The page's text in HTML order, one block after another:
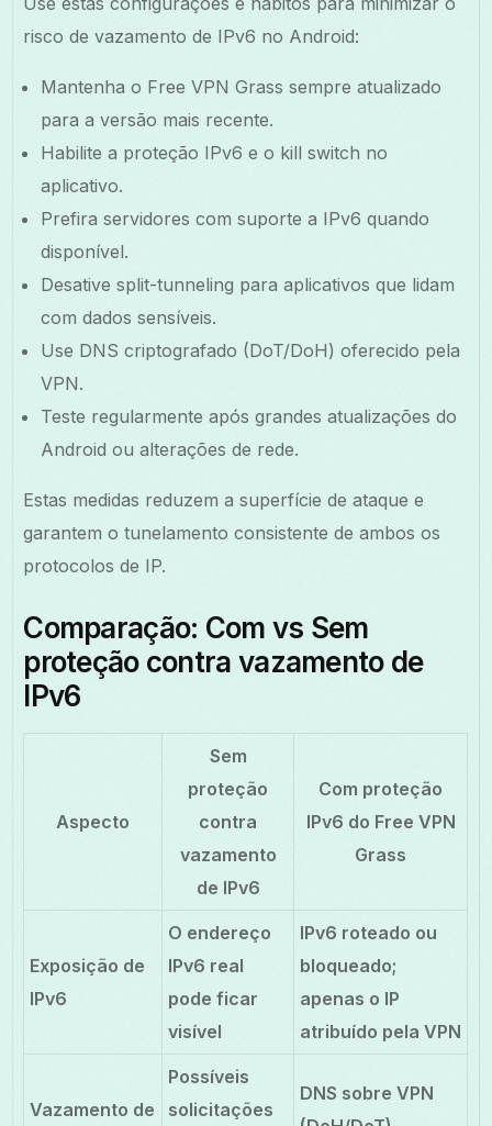
risco de vazamento de IPv6 no Android:
Mantenha o Free VPN Grass sempre atualizado
para a versão mais recente.
Habilite a proteção IPv6 e o kill switch no
aplicativo.
Prefira servidores com suporte a IPv6 quando
disponível.
Desative split-tunneling para aplicativos que lidam
com dados sensíveis.
Use DNS criptografado (DoT/DoH) oferecido pela
VPN.
Teste regularmente após grandes atualizações do
Android ou alterações de rede.
Estas medidas reduzem a superfície de ataque e
garantem o tunelamento consistente de ambos os
protocolos de IP.
Comparação: Com vs Sem
proteção contra vazamento de
IPv6
Aspecto
Sem
proteção
contra
vazamento
de IPv6
Com proteção
IPv6 do Free VPN
Grass
Exposição de
IPv6
O endereço
IPv6 real
pode ficar
visível
IPv6 roteado ou
bloqueado;
apenas o IP
atribuído pela VPN
Vazamento de
Possíveis
solicitações
DNS sobre VPN